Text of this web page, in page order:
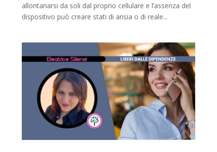
allontanarsi da soli dal proprio cellulare e l’assenza del
dispositivo può creare stati di ansia o di reale...